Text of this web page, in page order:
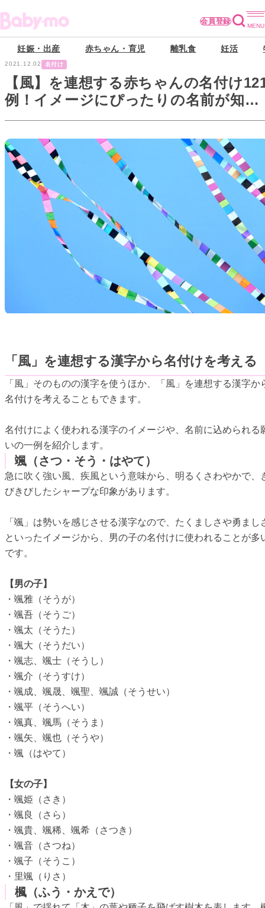
会員登録
妊娠・出産 赤ちゃん・育児 離乳食 妊活
2021.12.02 名付け
【風】を連想する赤ちゃんの名付け
例！イメージにぴったりの名前が知り
たい
「風」を連想する漢字から名付けを考える
「風」そのものの漢字を使うほか、「風」を連想する漢字か
名付けを考えることもできます。
名付けによく使われる漢字のイメージや、名前に込められる
いの一例を紹介します。
颯（さつ・そう・はやて）
急に吹く強い風、疾風という意味から、明るくさわやかで、
びきびしたシャープな印象があります。
「颯」は勢いを感じさせる漢字なので、たくましさや勇まし
といったイメージから、男の子の名付けに使われることが多
です。
【男の子】
・颯雅（そうが）
・颯吾（そうご）
・颯太（そうた）
・颯大（そうだい）
・颯志、颯士（そうし）
・颯介（そうすけ）
・颯成、颯晟、颯聖、颯誠（そうせい）
・颯平（そうへい）
・颯真、颯馬（そうま）
・颯矢、颯也（そうや）
・颯（はやて）
【女の子】
・颯姫（さき）
・颯良（さら）
・颯貴、颯稀、颯希（さつき）
・颯音（さつね）
・颯子（そうこ）
・里颯（りさ）
楓（ふう・かえで）